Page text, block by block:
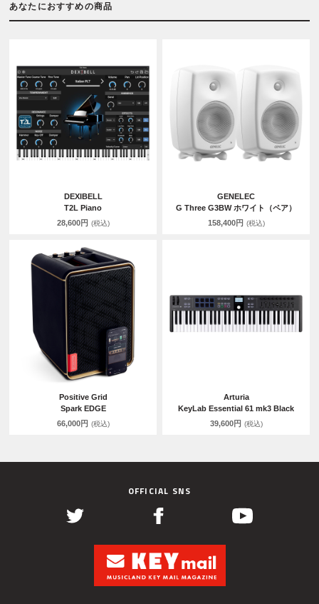
あなたにおすすめの商品
DEXIBELL
T2L Piano
28,600円 (税込)
GENELEC
G Three G3BW ホワイト（ペア）
158,400円 (税込)
Positive Grid
Spark EDGE
66,000円 (税込)
Arturia
KeyLab Essential 61 mk3 Black
39,600円 (税込)
OFFICIAL SNS